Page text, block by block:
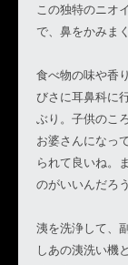
この独特のニオ
で、鼻をかみま
食べ物の味や香
びさに耳鼻科に
ぶり。子供のこ
お婆さんになっ
られて良いね。
のがいいんだろ
洟を洗浄して、
しあの洟洗い機